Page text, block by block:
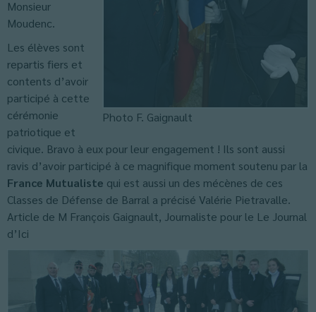
Photo F. Gaignault
Monsieur
Moudenc.
Les élèves sont
repartis fiers et
contents d’avoir
participé à cette
cérémonie
patriotique et
civique. Bravo à eux pour leur engagement ! Ils sont aussi
ravis d’avoir participé à ce magnifique moment soutenu par la
France Mutualiste qui est aussi un des mécènes de ces
Classes de Défense de Barral a précisé Valérie Pietravalle.
Article de M François Gaignault, Journaliste pour le Le Journal
d’Ici